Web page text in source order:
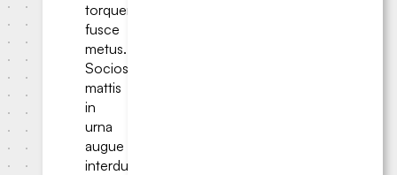
torquent
fusce
metus.
Sociosqu
mattis
in
urna
augue
interdum